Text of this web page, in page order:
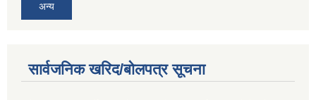
अन्य
सार्वजनिक खरिद/बोलपत्र सूचना